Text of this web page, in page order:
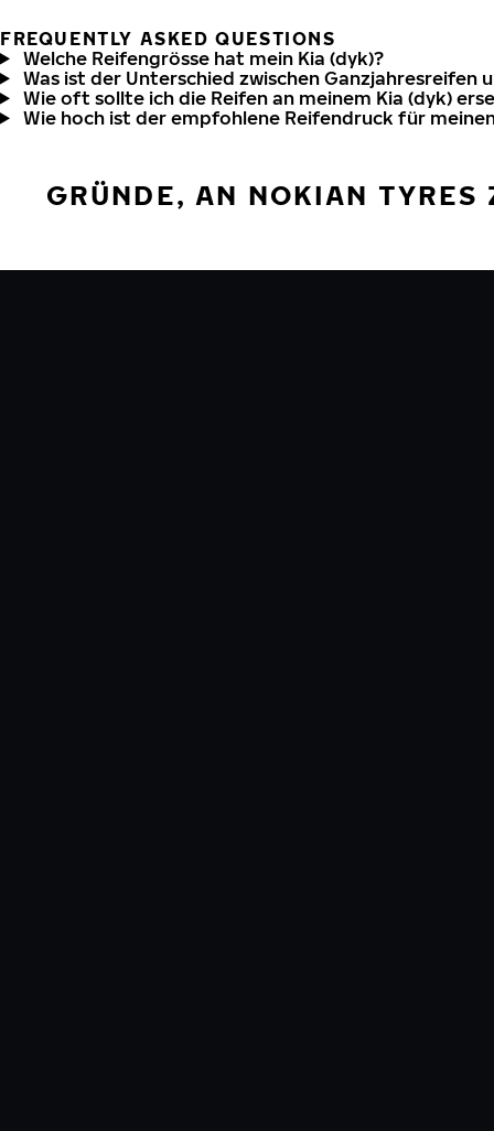
FREQUENTLY ASKED QUESTIONS
Welche Reifengrösse hat mein Kia (dyk)?
Was ist der Unterschied zwischen Ganzjahresreifen
Wie oft sollte ich die Reifen an meinem Kia (dyk)
Wie hoch ist der empfohlene Reifendruck für
GRÜNDE, AN NOKIAN TYRES